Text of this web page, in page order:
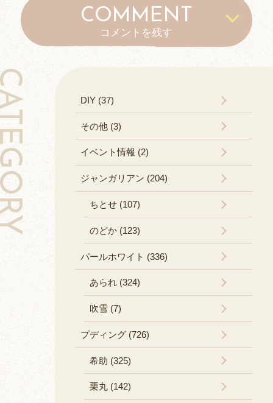
COMMENT
コメントを残す
DIY (37)
その他 (3)
イベント情報 (2)
ジャンガリアン (204)
ちとせ (107)
のどか (123)
パールホワイト (336)
あられ (324)
吹雪 (7)
プディング (726)
希助 (325)
栗丸 (142)